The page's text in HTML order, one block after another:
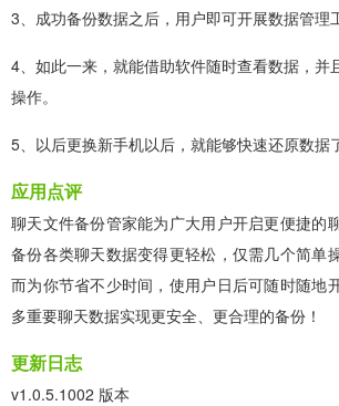
3、成功备份数据之后，用户即可开展数据管理
4、如此一来，就能借助软件随时查看数据，并
操作。
5、以后更换新手机以后，就能够快速还原数据
应用点评
聊天文件备份管家能为广大用户开启更便捷的
备份各类聊天数据变得更轻松，仅需几个简单
而为你节省不少时间，使用户日后可随时随地
多重要聊天数据实现更安全、更合理的备份！
更新日志
v1.0.5.1002 版本